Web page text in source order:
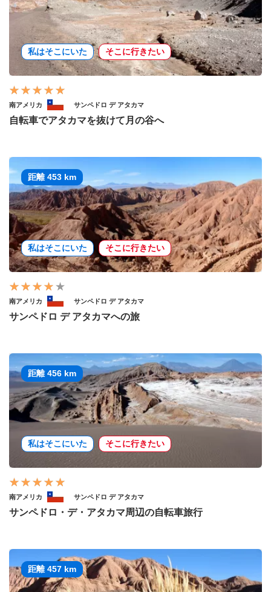
私はそこにいた そこに行きたい
南アメリカ サンペドロ デ アタカマ
自転車でアタカマを抜けて月の谷へ
距離 453 km
私はそこにいた そこに行きたい
南アメリカ サンペドロ デ アタカマ
サンペドロ デ アタカマへの旅
距離 456 km
私はそこにいた そこに行きたい
南アメリカ サンペドロ デ アタカマ
サンペドロ・デ・アタカマ周辺の自転車旅行
距離 457 km